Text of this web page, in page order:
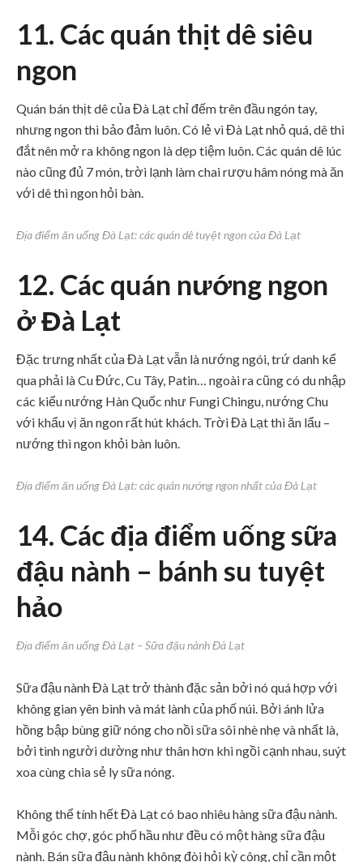
11. Các quán thịt dê siêu
ngon
Quán bán thịt dê của Đà Lạt chỉ đếm trên đầu ngón tay,
nhưng ngon thì bảo đảm luôn. Có lẻ vì Đà Lạt nhỏ quá, dê thì
đắt nên mở ra không ngon là dẹp tiệm luôn. Các quán dê lúc
nào cũng đủ 7 món, trời lạnh làm chai rượu hâm nóng mà ăn
với dê thì ngon hỏi bàn.
Địa điểm ăn uống Đà Lạt: các quán dê tuyệt ngon của Đà Lạt
12. Các quán nướng ngon
ở Đà Lạt
Đặc trưng nhất của Đà Lạt vẫn là nướng ngói, trứ danh kể
qua phải là Cu Đức, Cu Tây, Patin… ngoài ra cũng có du nhập
các kiểu nướng Hàn Quốc như Fungi Chingu, nướng Chu
với khẩu vị ăn ngon rất hút khách. Trời Đà Lạt thì ăn lẩu –
nướng thì ngon khỏi bàn luôn.
Địa điểm ăn uống Đà Lạt: các quán nướng ngon nhất của Đà Lạt
14. Các địa điểm uống sữa
đậu nành – bánh su tuyệt
hảo
Địa điểm ăn uống Đà Lạt – Sữa đậu nành Đà Lạt
Sữa đậu nành Đà Lạt trở thành đặc sản bởi nó quá hợp với
không gian yên bình và mát lành của phố núi. Bởi ánh lửa
hồng bập bùng giữ nóng cho nồi sữa sôi nhè nhẹ và nhất là,
bởi tình người dường như thân hơn khi ngồi cạnh nhau, suýt
xoa cùng chia sẻ ly sữa nóng.
Không thể tính hết Đà Lạt có bao nhiêu hàng sữa đậu nành.
Mỗi góc chợ, góc phố hầu như đều có một hàng sữa đậu
nành. Bán sữa đậu nành không đòi hỏi kỳ công, chỉ cần một